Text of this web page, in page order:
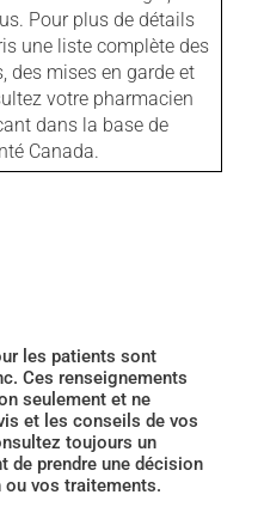
Pour plus de détails
une liste complète des
des mises en garde et
votre pharmacien
dans la base de
Canada.
les patients sont
Ces renseignements
seulement et ne
et les conseils de vos
toujours un
de prendre une décision
vos traitements.